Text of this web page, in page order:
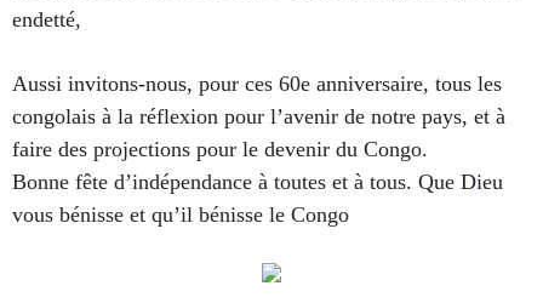
endetté,
Aussi invitons-nous, pour ces 60e anniversaire, tous les
congolais à la réflexion pour l’avenir de notre pays, et à
faire des projections pour le devenir du Congo.
Bonne fête d’indépendance à toutes et à tous. Que Dieu
vous bénisse et qu’il bénisse le Congo